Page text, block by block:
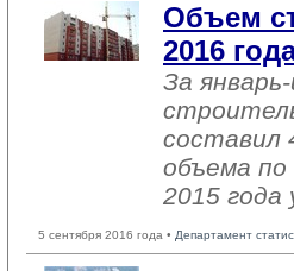
Объем
2016
За
составил
объема
2015 года
5 сентября 2016 года • Департамент